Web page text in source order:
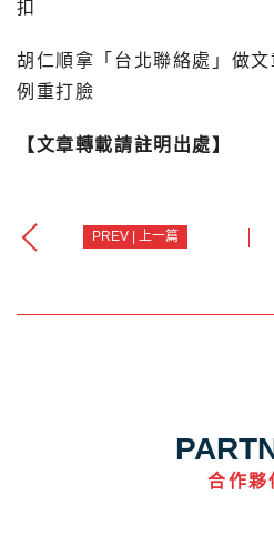
扣
胡仁順拿「台北聯絡處」做
例重打臉
【文章轉載請註明出處】
PREV | 上一篇
合作夥